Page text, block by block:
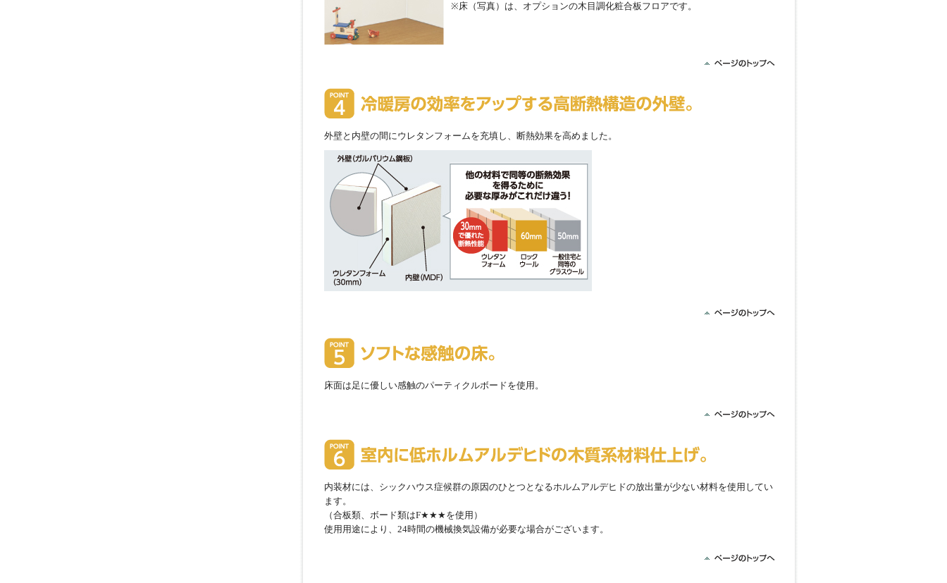
※床（写真）は、オプションの木目調化粧合板フロアです。
外壁と内壁の間にウレタンフォームを充填し、断熱効果を高めました。
床面は足に優しい感触のパーティクルボードを使用。
内装材には、シックハウス症候群の原因のひとつとなるホルムアルデヒドの放出量が少ない材料を使用してい
ます。
（合板類、ボード類はF★★★を使用）
使用用途により、24時間の機械換気設備が必要な場合がございます。